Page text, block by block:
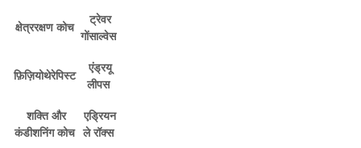
क्षेत्ररक्षण कोच
ट्रेवर
गोंसाल्वेस
फ़िज़ियोथेरेपिस्ट
एंड्रयू
लीपस
शक्ति और
कंडीशनिंग कोच
एड्रियन
ले रॉक्स